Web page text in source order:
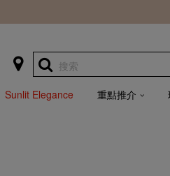
搜索
Sunlit Elegance 重點推介